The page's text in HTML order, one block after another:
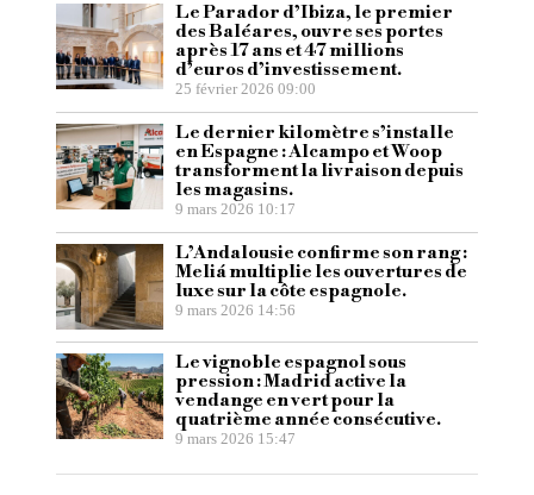
Le Parador d’Ibiza, le premier
des Baléares, ouvre ses portes
après 17 ans et 47 millions
d’euros d’investissement.
25 février 2026 09:00
Le dernier kilomètre s’installe
en Espagne : Alcampo et Woop
transforment la livraison depuis
les magasins.
9 mars 2026 10:17
L’Andalousie confirme son rang :
Meliá multiplie les ouvertures de
luxe sur la côte espagnole.
9 mars 2026 14:56
Le vignoble espagnol sous
pression : Madrid active la
vendange en vert pour la
quatrième année consécutive.
9 mars 2026 15:47